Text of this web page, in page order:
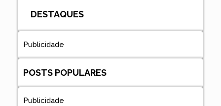
DESTAQUES
Publicidade
POSTS POPULARES
Publicidade